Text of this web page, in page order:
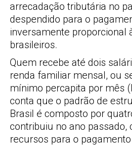
arrecadação tributária no
despendido para o
inversamente proporcional
brasileiros.
Quem recebe até dois
renda familiar mensal, ou
mínimo percapita por mês
conta que o padrão de
Brasil é composto por
contribuiu no ano passado,
recursos para o